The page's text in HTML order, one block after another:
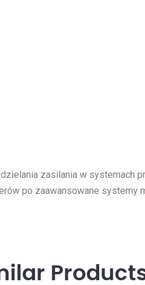
zasilania w systemach
po zaawansowane systemy